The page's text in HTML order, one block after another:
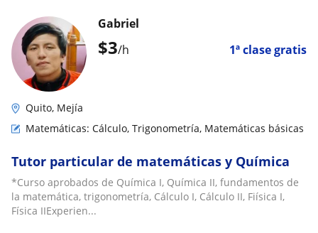
$3/h 1ª clase gratis
Gabriel
Quito, Mejía
Matemáticas: Cálculo, Trigonometría, Matemáticas básicas
Tutor particular de matemáticas y Química
*Curso aprobados de Química I, Química II, fundamentos de
la matemática, trigonometría, Cálculo I, Cálculo II, Fiísica I,
Física IIExperien...